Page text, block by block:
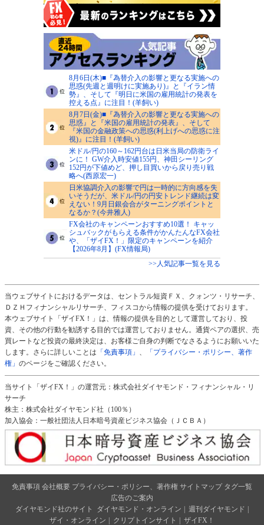
8月6日(木)■『為替介入の影響と更なる実施への
思惑(先週と週明けに実施あり)』と『イラン情
勢』、そして『明日に米国の雇用統計の発表を
控える点』に注目！(羊飼い)
8月7日(金)■『為替介入の影響と更なる実施への
思惑』と『米国の雇用統計の発表』、そして
『米国の金融政策への思惑(利上げへの思惑に注
視)』に注目！(羊飼い)
米ドル/円の160～162円台は日米当局の防衛ライ
ンに！ GW介入時安値155円、神田シーリング
152円が下値めど、押し目買いから戻り売り戦
略へ(西原宏一)
日米協調介入の影響で円は一時的に方向感を失
いそうだが、米ドル/円の円安トレンド継続は変
えない！9月日銀会合がターニングポイントと
なるか？(今井雅人)
FX会社のキャンペーンおすすめ10選！ キャッ
シュバックがもらえる条件がかんたんなFX会社
や、「ザイFX！」限定のキャンペーンを紹介
【2026年8月】(FX情報局)
>>人気記事一覧を見る
当ウェブサイトにおけるデータは、セントラル短資ＦＸ、クォンツ・リサーチ、
ＤＺＨフィナンシャルリサーチ、フィスコから情報の提供を受けております。
本ウェブサイト「ザイFX！」は、情報の提供を目的として運営しており、投
資、その他の行動を勧誘する目的では運営しておりません。通貨ペアの選択、売
買レートなど投資の最終決定は、お客様ご自身の判断でなさるようにお願いいた
します。さらに詳しいことは 「免責事項」 、
「プライバシー・ポリシー、著作
権」 のページをご確認ください。
当サイト「ザイFX！」の運営元：株式会社ダイヤモンド・フィナンシャル・リ
サーチ
株主：株式会社ダイヤモンド社（100％）
加入協会：一般社団法人日本暗号資産ビジネス協会（ＪＣＢＡ）
免責事項 会社概要 プライバシー・ポリシー、著作権 サイトマップ タグ一覧
広告のご案内
ダイヤモンド社のサイト
ダイヤモンド・オンライン 週刊ダイヤモンド
ザイ・オンライン
クリプトインサイト ザイFX！